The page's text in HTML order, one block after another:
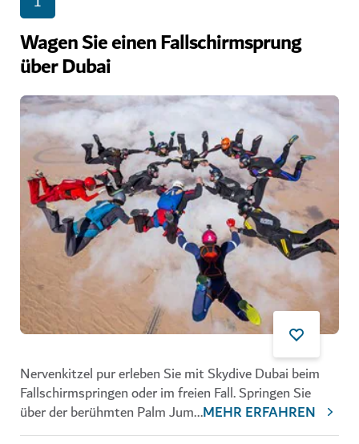
Wagen Sie einen Fallschirmsprung
über Dubai
Nervenkitzel pur erleben Sie mit Skydive Dubai beim
Fallschirmspringen oder im freien Fall. Springen Sie
über der berühmten Palm Jum...MEHR ERFAHREN